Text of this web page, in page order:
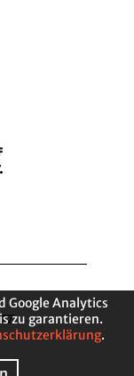
Google Analytics
zu garantieren.
.